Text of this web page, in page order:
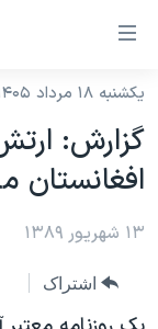
لینکهای
دسترسی
جهش
به
محتوای
اصلی
صفحه
نسخه سبک
موضوع ها
ایران
آمریکا
برنامه های
جدول برنامه ها
صفحه‌های ویژه
یکشنبه ۱۸ مرداد ۱۴۰۵ ایران ۱۲:۴۵
گزارش:
افغانستان
۱۳ شهریور ۱۳۸۹
اشتراک